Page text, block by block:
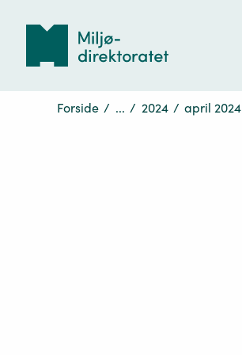
Forside / ... / 2024 / april 2024